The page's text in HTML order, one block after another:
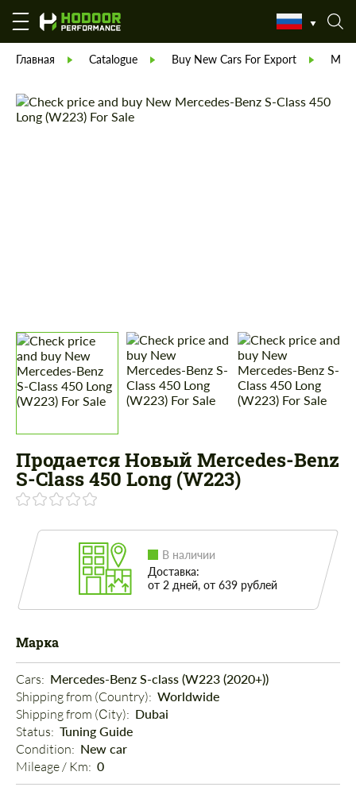
Главная Catalogue Buy New Cars For Export
Продается Новый Mercedes-Benz
S-Class 450 Long (W223)
В наличии
Доставка:
от 2 дней, от 639 рублей
Марка
Cars: Mercedes-Benz S-class (W223 (2020+))
Shipping from (Country): Worldwide
Shipping from (Сity): Dubai
Status: Tuning Guide
Condition: New car
Mileage / Km: 0